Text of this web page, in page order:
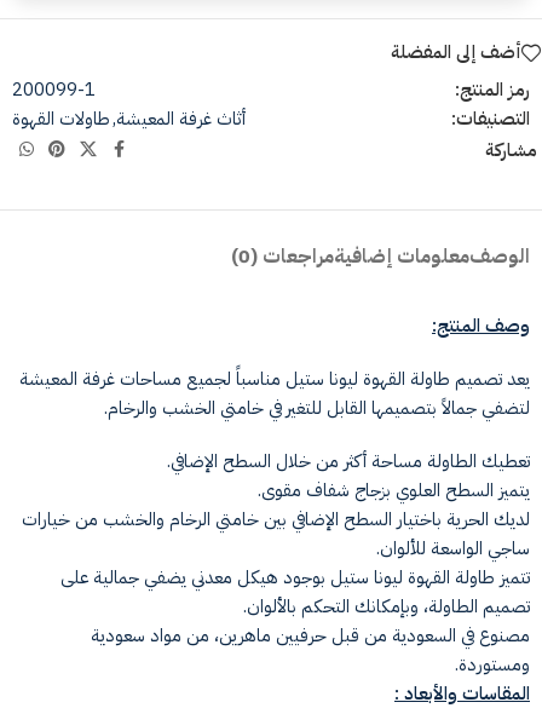
أضف إلى المفضلة
رمز المنتج:
200099-1
التصنيفات:
أثاث غرفة المعيشة,طاولات القهوة
مشاركة
الوصفمعلومات إضافيةمراجعات (0)
وصف المنتج:
يعد تصميم طاولة القهوة ليونا ستيل مناسباً لجميع مساحات غرفة المعيشة
لتضفي جمالاً بتصميمها القابل للتغير في خامتي الخشب والرخام.
تعطيك الطاولة مساحة أكثر من خلال السطح الإضافي.
يتميز السطح العلوي بزجاج شفاف مقوى.
لديك الحرية باختيار السطح الإضافي بين خامتي الرخام والخشب من خيارات
ساجي الواسعة للألوان.
تتميز طاولة القهوة ليونا ستيل بوجود هيكل معدني يضفي جمالية على
تصميم الطاولة، وبإمكانك التحكم بالألوان.
مصنوع في السعودية من قبل حرفيين ماهرين، من مواد سعودية
ومستوردة.
المقاسات والأبعاد :